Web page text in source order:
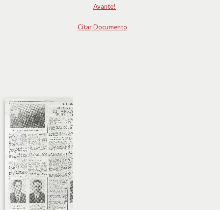
Avante!
Citar Documento